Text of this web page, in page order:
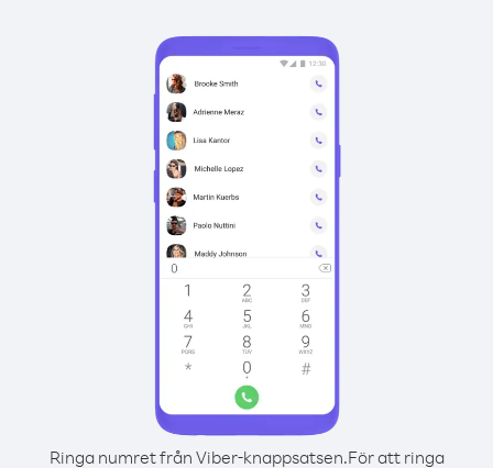
Ringa numret från Viber-knappsatsen.För att ringa